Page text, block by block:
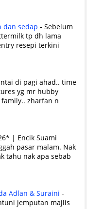
dan sedap - Sebelum
tp dh lama
resepi terkini
di pagi ahad.. time
yg mr hubby
zharfan n
| Encik Suami
pasar malam. Nak
tahu nak apa sebab
Adlan & Suraini -
jemputan majlis